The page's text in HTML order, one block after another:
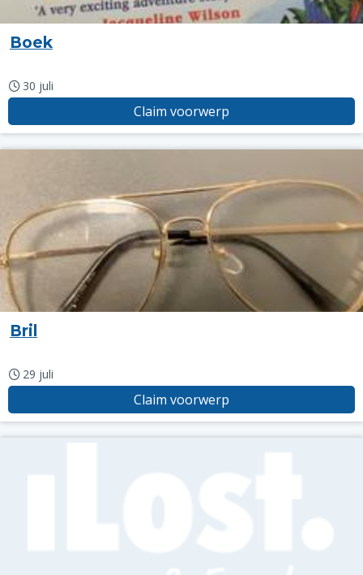
Boek
30 juli
Claim voorwerp
Bril
29 juli
Claim voorwerp